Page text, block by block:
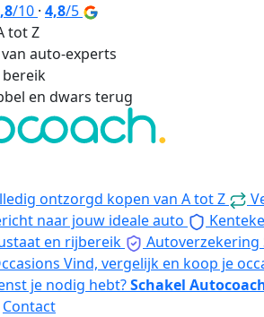
/10 · 4,8/5
tot Z
auto-experts
bereik
en dwars terug
ontzorgd kopen van A tot Z
naar jouw ideale auto
en rijbereik Autoverzekering
Vind, vergelijk en koop je
je nodig hebt?Schakel
Contact